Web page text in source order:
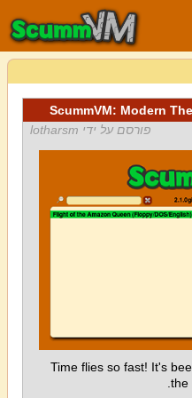
פורסם על ידי lotharsm
Time flies so fast! It's
the